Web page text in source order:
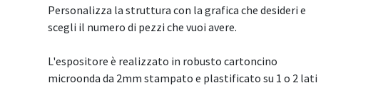
Personalizza la struttura con la grafica che desideri e
scegli il numero di pezzi che vuoi avere.
L'espositore è realizzato in robusto cartoncino
microonda da 2mm stampato e plastificato su 1 o 2 lati